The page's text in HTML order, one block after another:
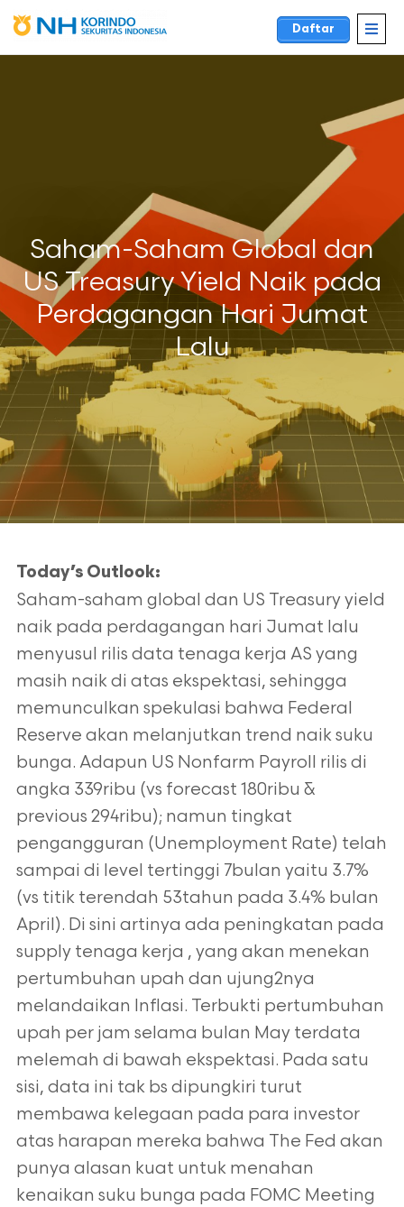
Daftar
Saham-Saham Global dan
US Treasury Yield Naik pada
Perdagangan Hari Jumat
Lalu
Today’s Outlook:
Saham-saham global dan US Treasury yield
naik pada perdagangan hari Jumat lalu
menyusul rilis data tenaga kerja AS yang
masih naik di atas ekspektasi, sehingga
memunculkan spekulasi bahwa Federal
Reserve akan melanjutkan trend naik suku
bunga. Adapun US Nonfarm Payroll rilis di
angka 339ribu (vs forecast 180ribu &
previous 294ribu); namun tingkat
pengangguran (Unemployment Rate) telah
sampai di level tertinggi 7bulan yaitu 3.7%
(vs titik terendah 53tahun pada 3.4% bulan
April). Di sini artinya ada peningkatan pada
supply tenaga kerja , yang akan menekan
pertumbuhan upah dan ujung2nya
melandaikan Inflasi. Terbukti pertumbuhan
upah per jam selama bulan May terdata
melemah di bawah ekspektasi. Pada satu
sisi, data ini tak bs dipungkiri turut
membawa kelegaan pada para investor
atas harapan mereka bahwa The Fed akan
punya alasan kuat untuk menahan
kenaikan suku bunga pada FOMC Meeting